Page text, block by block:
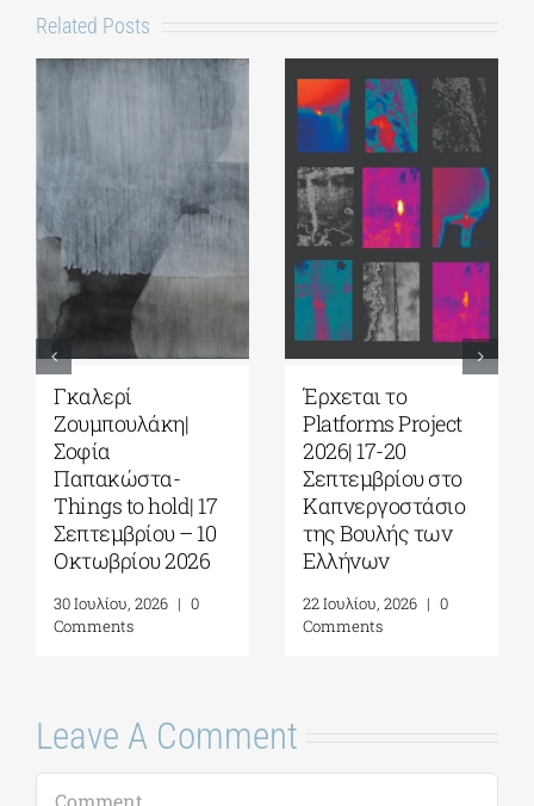
Related Posts
Γκαλερί
Ζουμπουλάκη|
Σοφία
Παπακώστα-
Things to hold| 17
Σεπτεμβρίου – 10
Οκτωβρίου 2026
30 Ιουλίου, 2026 | 0
Comments
Έρχεται το
Platforms Project
2026| 17-20
Σεπτεμβρίου στο
Καπνεργοστάσιο
της Βουλής των
Ελλήνων
22 Ιουλίου, 2026 | 0
Comments
Leave A Comment
Comment